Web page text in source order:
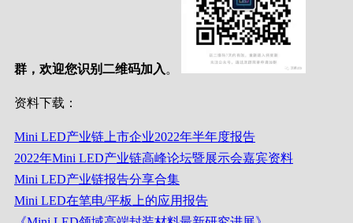
群，欢迎您识别二维码加入 。
资料下载：
Mini LED产业链上市企业2022年半年度报告
2022年Mini LED产业链高峰论坛暨展示会嘉宾资料
Mini LED产业链报告分享合集
Mini LED在笔电/平板上的应用报告